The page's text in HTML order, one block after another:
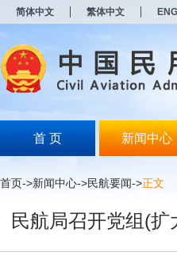
简体中文 繁体中文
首 页 新闻中心
首页->新闻中心->民航要闻->正文
民航局召开党组(
打
开
无
障
说
按
Alt